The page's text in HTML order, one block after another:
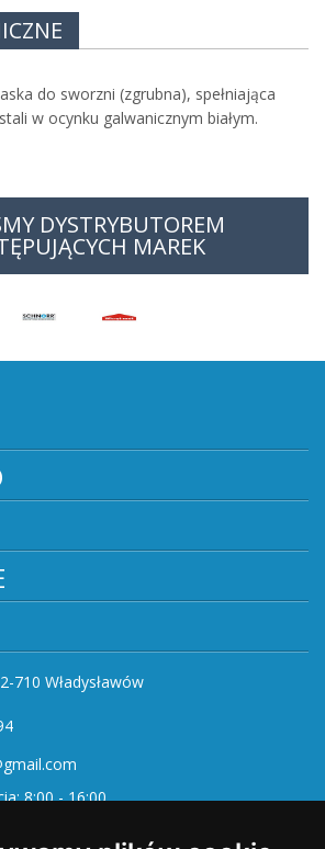
do sworzni (zgrubna), spełniająca
w ocynku galwanicznym białym.
DYSTRYBUTOREM
MAREK
710 Władysławów
8:00 - 16:00
do Piątku